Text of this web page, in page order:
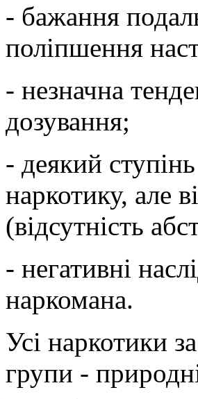
- бажання
поліпшення
- незначна
дозування;
- деякий
наркотику, але
(відсутність
- негативні
наркомана.
Усі наркотики
групи -